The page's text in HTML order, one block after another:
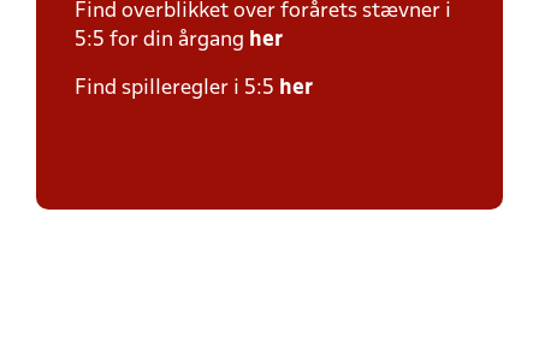
Find overblikket over forårets stævner i
5:5 for din årgang her
Find spilleregler i 5:5 her